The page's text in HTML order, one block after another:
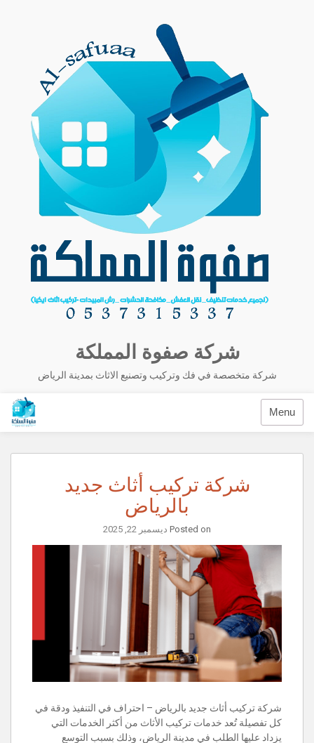
شركة صفوة المملكة
شركة متخصصة في فك وتركيب وتصنيع الاثاث بمدينة الرياض
Menu
شركة تركيب أثاث جديد
بالرياض
Posted on ديسمبر 22, 2025
شركة تركيب أثاث جديد بالرياض – احتراف في التنفيذ ودقة في
كل تفصيلة تُعد خدمات تركيب الأثاث من أكثر الخدمات التي
يزداد عليها الطلب في مدينة الرياض، وذلك بسبب التوسع